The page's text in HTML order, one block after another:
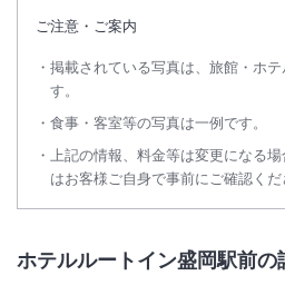
ご注意・ご案内
掲載されている写真は、旅館・ホ
す。
食事・客室等の写真は一例です。
上記の情報、料金等は変更になる
はお客様ご自身で事前にご確認くだ
ホテルルートイン盛岡駅前の